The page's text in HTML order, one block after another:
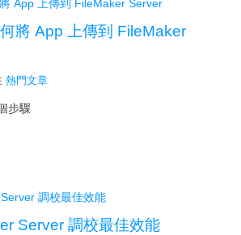
將 App 上傳到 FileMaker
熱門文章
步驟
Server 調校最佳效能